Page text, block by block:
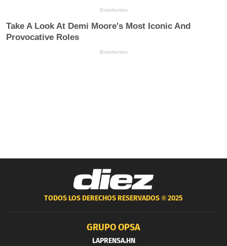
TODOS LOS DERECHOS RESERVADOS ®2025
GRUPO OPSA
LAPRENSA.HN